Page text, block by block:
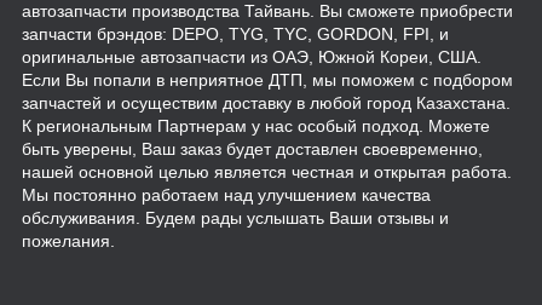
автозапчасти производства Тайвань. Вы сможете приобрести
запчасти брэндов: DEPO, TYG, TYC, GORDON, FPI, и
оригинальные автозапчасти из ОАЭ, Южной Кореи, США.
Если Вы попали в неприятное ДТП, мы поможем с подбором
запчастей и осуществим доставку в любой город Казахстана.
К региональным Партнерам у нас особый подход. Можете
быть уверены, Ваш заказ будет доставлен своевременно,
нашей основной целью является честная и открытая работа.
Мы постоянно работаем над улучшением качества
обслуживания. Будем рады услышать Ваши отзывы и
пожелания.